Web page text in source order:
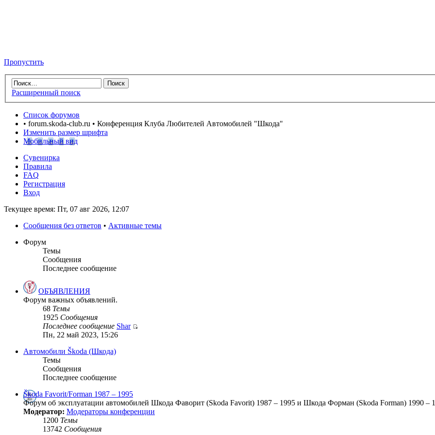
Пропустить
Расширенный поиск
Список форумов
• forum.skoda-club.ru • Конференция Клуба Любителей Автомобилей "Шкода"
Изменить размер шрифта
Мобильный вид
Сувенирка
Правила
FAQ
Регистрация
Вход
Текущее время: Пт, 07 авг 2026, 12:07
Сообщения без ответов • Активные темы
Форум
Темы
Сообщения
Последнее сообщение
ОБЪЯВЛЕНИЯ
Форум важных объявлений.
68 Темы
1925 Сообщения
Последнее сообщение Shar
Пн, 22 май 2023, 15:26
Автомобили Škoda (Шкода)
Темы
Сообщения
Последнее сообщение
Škoda Favorit/Forman 1987 – 1995
Форум об эксплуатации автомобилей Шкода Фаворит (Skoda Favorit) 1987 – 1995 и Шкода Форман (Skoda Forman) 1990 –
Модератор: Модераторы конференции
1200 Темы
13742 Сообщения